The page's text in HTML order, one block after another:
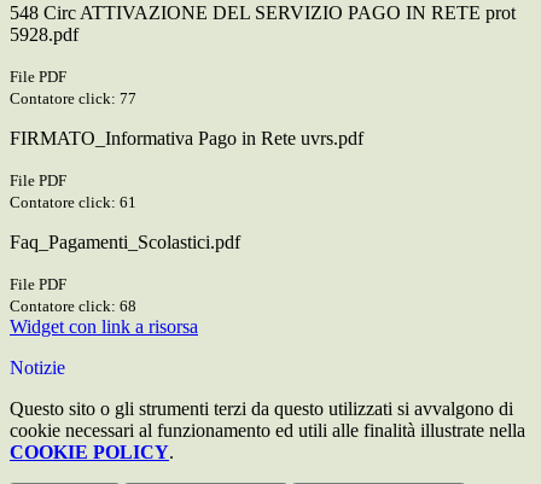
548 Circ ATTIVAZIONE DEL SERVIZIO PAGO IN RETE prot
5928.pdf
File PDF
Contatore click: 77
FIRMATO_Informativa Pago in Rete uvrs.pdf
File PDF
Contatore click: 61
Faq_Pagamenti_Scolastici.pdf
File PDF
Contatore click: 68
Widget con link a risorsa
Notizie
Questo sito o gli strumenti terzi da questo utilizzati si avvalgono di
cookie necessari al funzionamento ed utili alle finalità illustrate nella
COOKIE POLICY.